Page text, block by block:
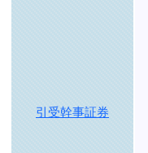
引受幹事証券